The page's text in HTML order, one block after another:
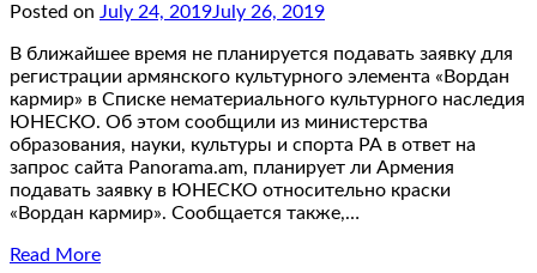
Posted on July 24, 2019July 26, 2019
В ближайшее время не планируется подавать заявку для
регистрации армянского культурного элемента «Вордан
кармир» в Списке нематериального культурного наследия
ЮНЕСКО. Об этом сообщили из министерства
образования, науки, культуры и спорта РА в ответ на
запрос сайта Panorama.am, планирует ли Армения
подавать заявку в ЮНЕСКО относительно краски
«Вордан кармир». Сообщается также,…
Read More